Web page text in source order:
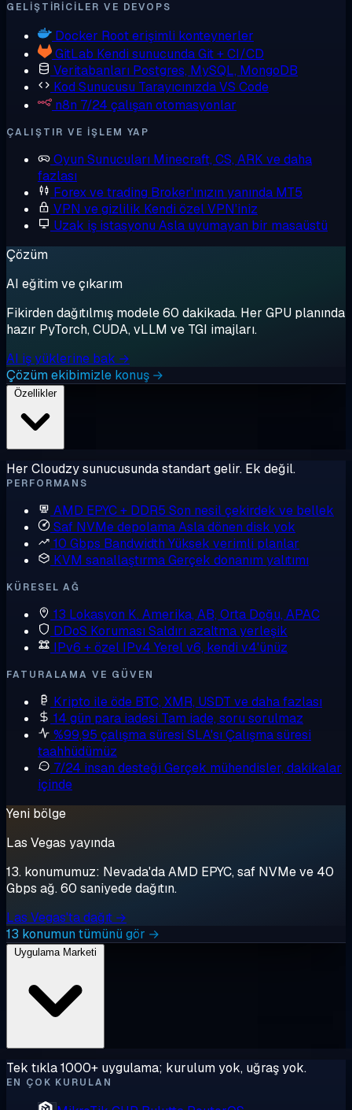
GELIŞTIRICILER VE DEVOPS
Docker Root erişimli konteynerler
GitLab Kendi sunucunda Git + CI/CD
Veritabanları Postgres, MySQL, MongoDB
Kod Sunucusu Tarayıcınızda VS Code
n8n 7/24 çalışan otomasyonlar
ÇALIŞTIR VE IŞLEM YAP
Oyun Sunucuları Minecraft, CS, ARK ve daha
fazlası
Forex ve trading Broker'ınızın yanında MT5
VPN ve gizlilik Kendi özel VPN'iniz
Uzak iş istasyonu Asla uyumayan bir masaüstü
Çözüm
AI eğitim ve çıkarım
Fikirden dağıtılmış modele 60 dakikada. Her GPU planında
hazır PyTorch, CUDA, vLLM ve TGI imajları.
AI iş yüklerine bak →
Çözüm ekibimizle konuş →
Özellikler
Her Cloudzy sunucusunda standart gelir. Ek değil.
PERFORMANS
AMD EPYC + DDR5 Son nesil çekirdek ve bellek
Saf NVMe depolamaAsla dönen disk yok
10 Gbps Bandwidth Yüksek verimli planlar
KVM sanallaştırmaGerçek donanım yalıtımı
KÜRESEL AĞ
13 Lokasyon K. Amerika, AB, Orta Doğu, APAC
DDoS Koruması Saldırı azaltma yerleşik
IPv6 + özel IPv4 Yerel v6, kendi v4'ünüz
FATURALAMA VE GÜVEN
Kripto ile öde BTC, XMR, USDT ve daha fazlası
14 gün para iadesi Tam iade, soru sorulmaz
%99,95 çalışma süresi SLA'sı Çalışma süresi
taahhüdümüz
7/24 insan desteği Gerçek mühendisler, dakikalar
içinde
Yeni bölge
Las Vegas yayında
13. konumumuz: Nevada'da AMD EPYC, saf NVMe ve 40
Gbps ağ. 60 saniyede dağıtın.
Las Vegas'ta dağıt →
13 konumun tümünü gör →
Tek tıkla 1000+ uygulama; kurulum yok, uğraş yok.
EN ÇOK KURULAN